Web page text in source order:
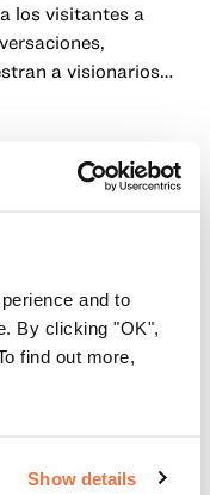
and to
By clicking "OK",
find out more,
Show details
los visitantes a
a visionarios